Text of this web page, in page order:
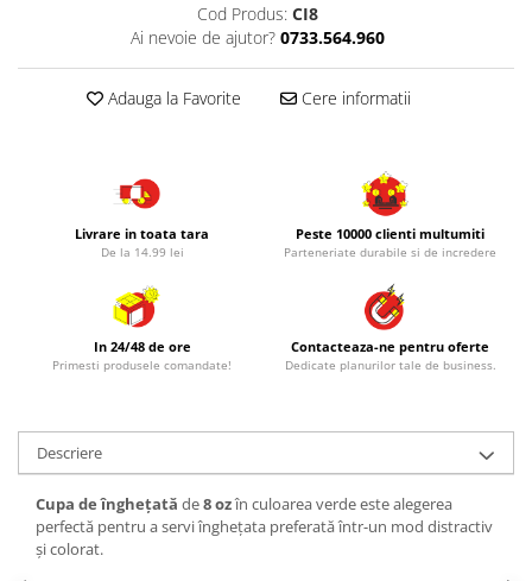
Cod Produs: CI8
Ai nevoie de ajutor? 0733.564.960
Adauga la Favorite Cere informatii
Livrare in toata tara
De la 14.99 lei
Peste 10000 clienti multumiti
Parteneriate durabile si de incredere
In 24/48 de ore
Primesti produsele comandate!
Contacteaza-ne pentru oferte
Dedicate planurilor tale de business.
Descriere
Cupa de înghețată de8 ozîn culoarea verde este alegerea
perfectă pentru a servi înghețata preferată într-un mod distractiv
și colorat.